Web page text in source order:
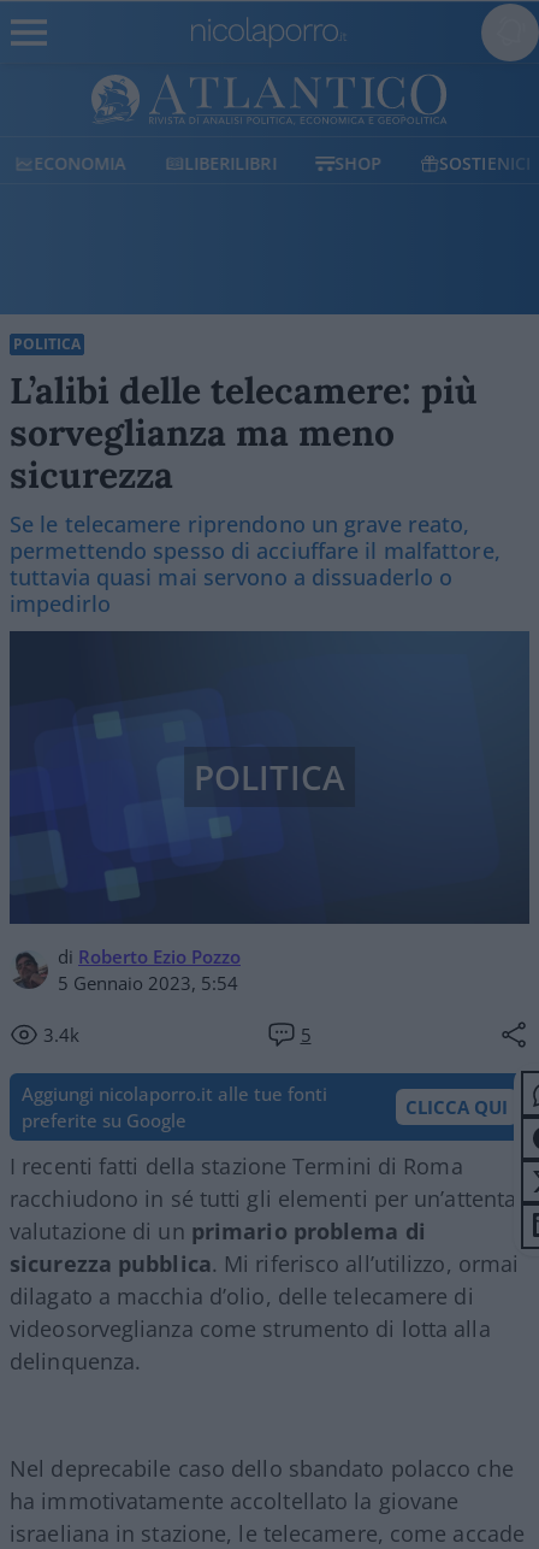
ECONOMIA LIBERILIBRI SHOP SOSTIENICI
POLITICA
L’alibi delle telecamere: più
sorveglianza ma meno
sicurezza
Se le telecamere riprendono un grave reato,
permettendo spesso di acciuffare il malfattore,
tuttavia quasi mai servono a dissuaderlo o
impedirlo
di Roberto Ezio Pozzo
5 Gennaio 2023, 5:54
3.4k 5
POLITICA
Aggiungi nicolaporro.it alle tue fonti
preferite su Google
CLICCA QUI
I recenti fatti della stazione Termini di Roma
racchiudono in sé tutti gli elementi per un’attenta
valutazione di un primario problema di
sicurezza pubblica. Mi riferisco all’utilizzo, ormai
dilagato a macchia d’olio, delle telecamere di
videosorveglianza come strumento di lotta alla
delinquenza.
Nel deprecabile caso dello sbandato polacco che
ha immotivatamente accoltellato la giovane
israeliana in stazione, le telecamere, come accade